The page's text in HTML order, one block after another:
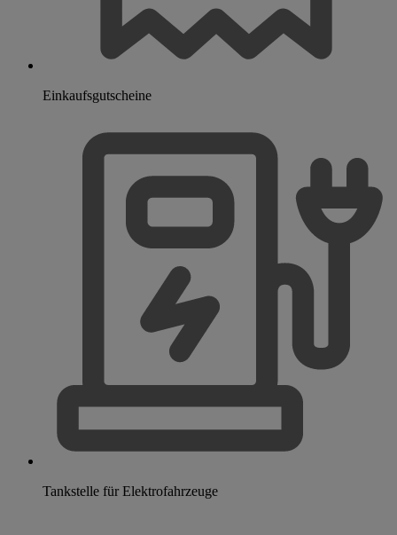
Einkaufsgutscheine
Tankstelle für Elektrofahrzeuge